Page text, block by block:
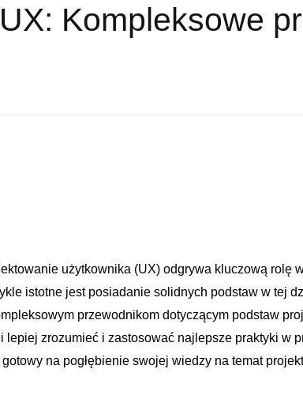
Kompleksowe
użytkownika (UX) odgrywa kluczową rolę
istotne jest⁣ posiadanie solidnych podstaw w tej
przewodnikom dotyczącym podstaw
lepiej ⁣zrozumieć i zastosować najlepsze praktyki w
na ‌pogłębienie ‍swojej wiedzy na temat